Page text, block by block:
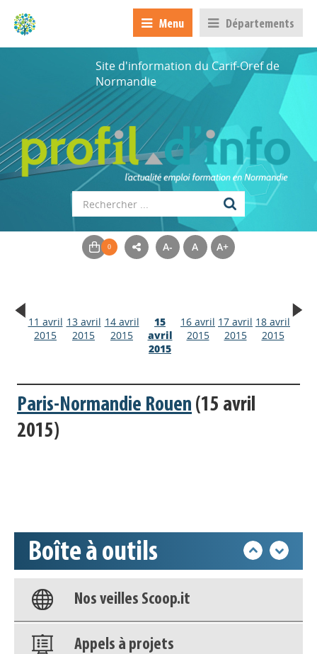
Menu Départements
Site d'information du Carif-Oref de
Normandie
A- A A+
11 avril
2015
13 avril
2015
14 avril
2015
15
avril
2015
16 avril
2015
17 avril
2015
18 avril
2015
Paris-Normandie Rouen (15 avril
2015)
Boîte à outils
Appels à projets
Base documentaire
Nos veilles Scoop.it
Appels à projets